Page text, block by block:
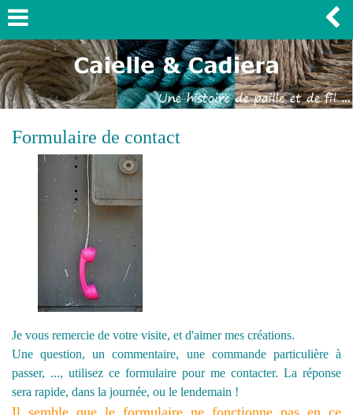
Formulaire de contact
Je vous remercie de votre visite, et d'aimer mes créations.
Une question, un commentaire, une commande particulière à
passer, ..., utilisez ce formulaire pour me contacter. La réponse
sera rapide, dans la journée, ou le lendemain !